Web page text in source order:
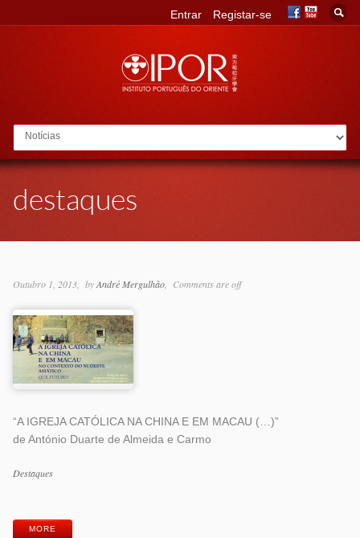
Go to:
Entrar Registar-se
destaques
Outubro 1, 2013 byAndré Mergulhão Comments are off
“A IGREJA CATÓLICA NA CHINA E EM MACAU (…)”
de António Duarte de Almeida e Carmo
Categorias
Destaques
MORE